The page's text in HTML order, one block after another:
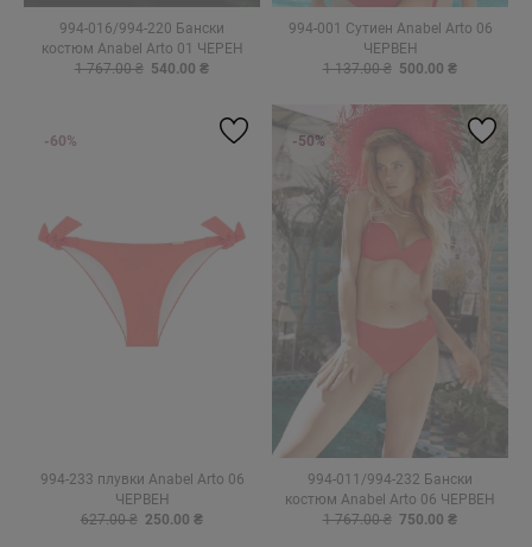
994-016/994-220 Бански
костюм Anabel Arto 01 ЧЕРЕН
1 767.00 ₴ 540.00 ₴
994-001 Сутиен Anabel Arto 06
ЧЕРВЕН
1 137.00 ₴ 500.00 ₴
994-233 плувки Anabel Arto 06
ЧЕРВЕН
627.00 ₴ 250.00 ₴
-60%
994-011/994-232 Бански
костюм Anabel Arto 06 ЧЕРВЕН
1 767.00 ₴ 750.00 ₴
-50%